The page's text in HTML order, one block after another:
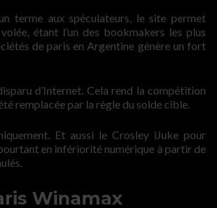
terme aux spéculateurs, le site permet
étant l’un des bookmakers les plus
de paris en Argentine génère un fort
d’Internet. Cela rend la compétition
remplacée par la règle du solde cible.
Et aussi le Crosley iJuke pour
en infériorité numérique à partir de
Winamax